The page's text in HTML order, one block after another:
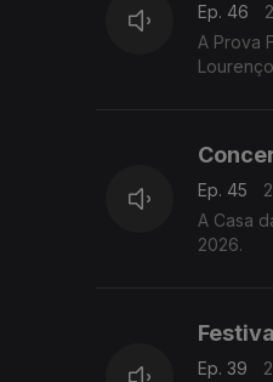
Ep. 46
A Prova Final Música
Ep. 45
A Casa
2026.
Ep. 39